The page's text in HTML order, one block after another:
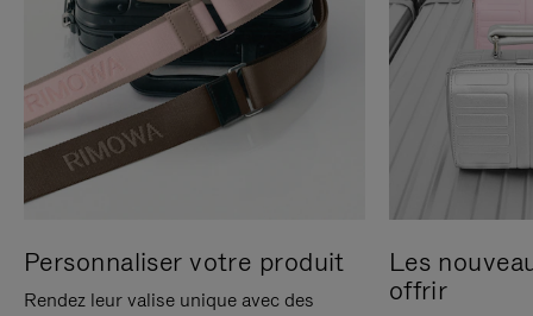
Personnaliser votre produit
Rendez leur valise unique avec des
Les
offrir